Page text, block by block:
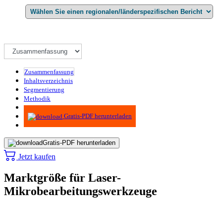
Zusammenfassung
Inhaltsverzeichnis
Segmentierung
Methodik
Infografiken
Gratis-PDF herunterladen
Gratis-PDF herunterladen
Jetzt kaufen
Marktgröße für Laser-
Mikrobearbeitungswerkzeuge